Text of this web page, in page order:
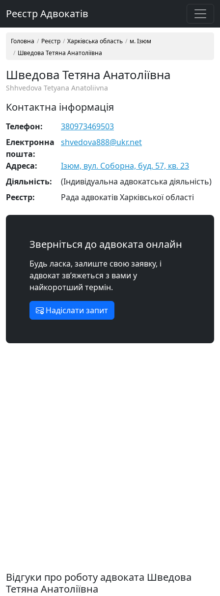
Реєстр Адвокатів
Головна Реєстр Харківська область
м. Ізюм
Шведова Тетяна Анатоліївна
Шведова Тетяна Анатоліївна
Shhvedova Tetyana Anatoliivna
Контактна інформація
Телефон:
380973469503
Електронна
пошта:
shvedova888@ukr.net
Адреса:
Ізюм, вул. Соборна, буд. 57, кв. 23
Діяльність:
(Індивідуальна адвокатська діяльність)
Реєстр:
Рада адвокатів Харківської області
Зверніться до адвоката онлайн
Будь ласка, залиште свою заявку, і
адвокат зв’яжеться з вами у
найкоротший термін.
Надіслати запит
Відгуки про роботу адвоката Шведова
Тетяна Анатоліївна